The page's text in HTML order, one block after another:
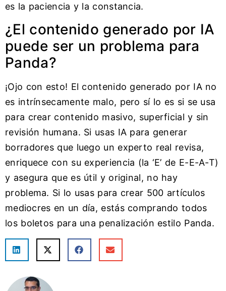
es la paciencia y la constancia.
¿El contenido generado por IA
puede ser un problema para
Panda?
¡Ojo con esto! El contenido generado por IA no
es intrínsecamente malo, pero sí lo es si se usa
para crear contenido masivo, superficial y sin
revisión humana. Si usas IA para generar
borradores que luego un experto real revisa,
enriquece con su experiencia (la ‘E’ de E-E-A-T)
y asegura que es útil y original, no hay
problema. Si lo usas para crear 500 artículos
mediocres en un día, estás comprando todos
los boletos para una penalización estilo Panda.